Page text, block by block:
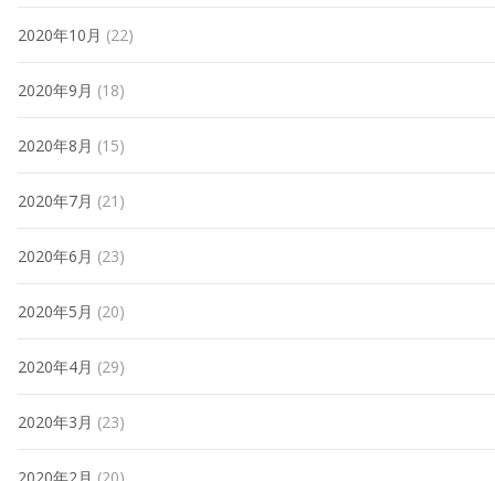
2020年10月 (22)
2020年9月 (18)
2020年8月 (15)
2020年7月 (21)
2020年6月 (23)
2020年5月 (20)
2020年4月 (29)
2020年3月 (23)